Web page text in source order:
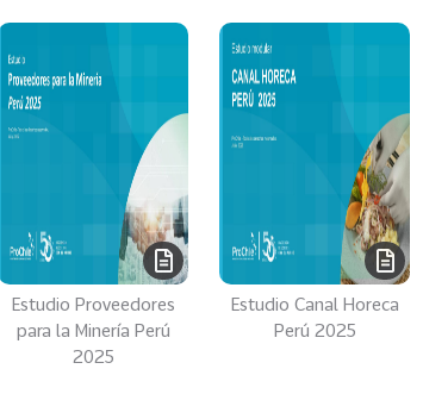
Estudio Proveedores
para la Minería Perú
2025
Estudio Canal Horeca
Perú 2025